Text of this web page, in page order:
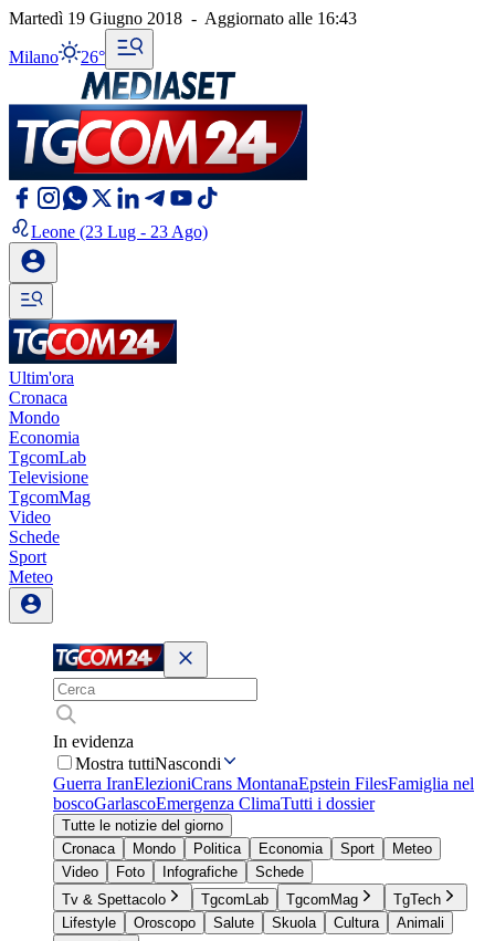
Martedì 19 Giugno 2018 - Aggiornato alle 16:43
Milano 26°
Leone (23 Lug - 23 Ago)
Ultim'ora
Cronaca
Mondo
Economia
TgcomLab
Televisione
TgcomMag
Video
Schede
Sport
Meteo
In evidenza
Mostra tuttiNascondi
Guerra IranElezioniCrans MontanaEpstein FilesFamiglia nel
boscoGarlascoEmergenza ClimaTutti i dossier
Tutte le notizie del giorno
Cronaca
Mondo Politica Economia Sport
Meteo
Video
Foto Infografiche
Schede
Tv & Spettacolo
TgcomLab TgcomMag
TgTech
Lifestyle
Oroscopo Salute Skuola Cultura
Animali